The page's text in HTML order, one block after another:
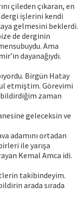
çileden çıkaran, en
dergi işlerini kendi
gelmesini beklerdi.
de derginin
Ama
dayanağıydı.
Birgün Hatay
etmiştim. Görevimi
zaman
geleceksin ve
adamını ortadan
ile yarışa
Kemal Amca idi.
takibindeyim.
arada sırada